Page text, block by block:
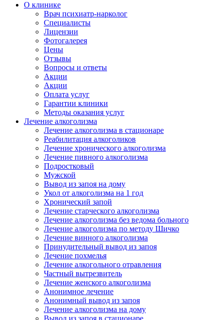
О клинике
Врач психиатр-нарколог
Специалисты
Лицензии
Фотогалерея
Цены
Отзывы
Вопросы и ответы
Акции
Акции
Оплата услуг
Гарантии клиники
Методы оказания услуг
Лечение алкоголизма
Лечение алкоголизма в стационаре
Реабилитация алкоголиков
Лечение хронического алкоголизма
Лечение пивного алкоголизма
Подростковый
Мужской
Вывод из запоя на дому
Укол от алкоголизма на 1 год
Хронический запой
Лечение старческого алкоголизма
Лечение алкоголизма без ведома больного
Лечение алкоголизма по методу Шичко
Лечение винного алкоголизма
Принудительный вывод из запоя
Лечение похмелья
Лечение алкогольного отравления
Частный вытрезвитель
Лечение женского алкоголизма
Анонимное лечение
Анонимный вывод из запоя
Лечение алкоголизма на дому
Вывод из запоя в стационаре